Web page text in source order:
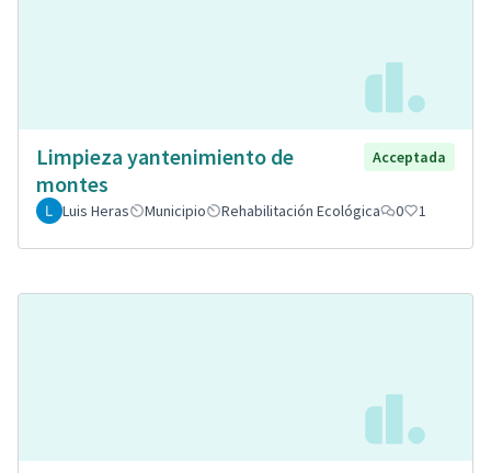
Limpieza yantenimiento de
montes
Acceptada
Luis Heras Municipio Rehabilitación Ecológica 0 1